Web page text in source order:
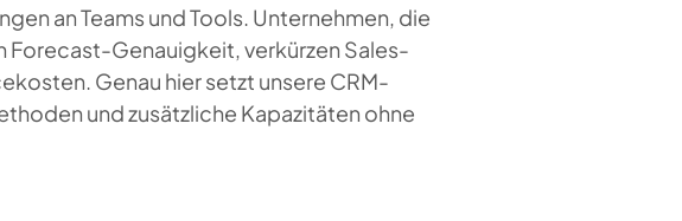
an Teams und Tools. Unternehmen, die
Forecast-Genauigkeit, verkürzen Sales-
Genau hier setzt unsere CRM-
und zusätzliche Kapazitäten ohne